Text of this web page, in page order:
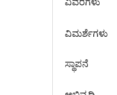
‍ವಿಮರ್ಶೆಗಳು‍
ಸ್ಥಾಪನೆ